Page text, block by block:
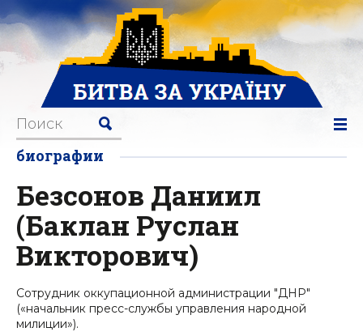
биографии
Безсонов Даниил
(Баклан Руслан
Викторович)
Сотрудник оккупационной администрации "ДНР"
(«начальник пресс-службы управления народной
милиции»).